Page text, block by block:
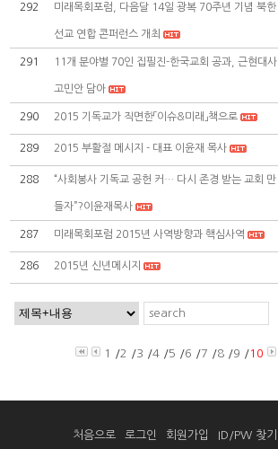
292 미래목회포럼, 다음달 14일 광복 70주년 기념 북한
선교 연합 콘퍼런스 개최
291 11개 분야별 70인 집필진-한국교회 공과, 근현대사
고민안 담아
290 2015 기독교가 직면한「이슈&미래」책으로
289 2015 부활절 메시지 - 대표 이윤재 목사
288 “사회봉사 기독교 공헌 커… 다시 존경 받는 교회 만
들자”?이윤재목사
287 미래목회포럼 2015년 사역방향과 핵심사역
286 2015년 신년메시지
1
/2 /3 /4/5 /6 /7 /8/9 /10
처음으로 로그인 회원가입 ID/PW 찾기